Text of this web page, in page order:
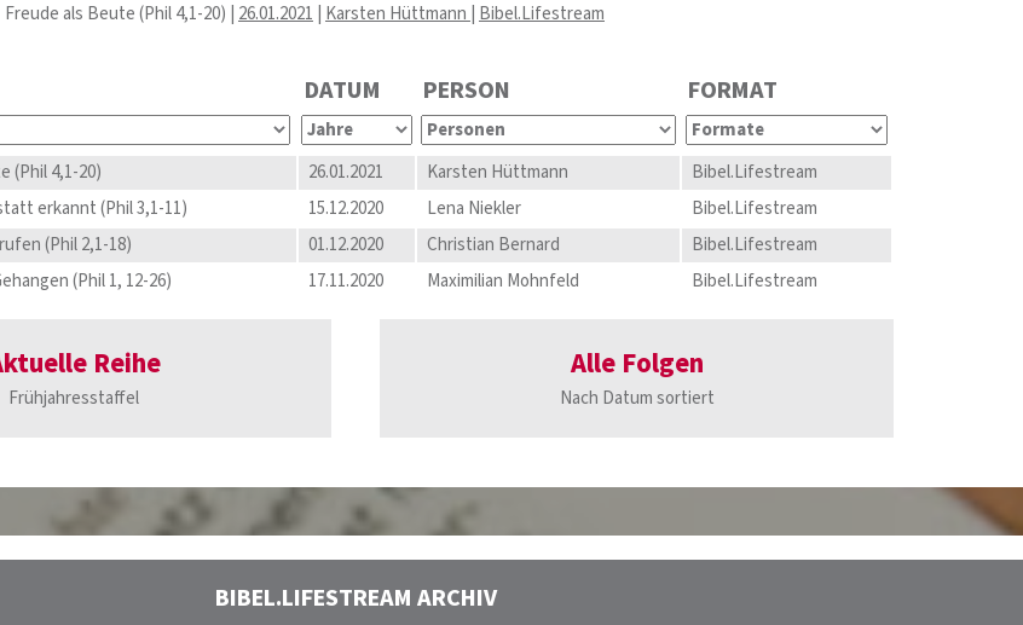
Freude als Beute (Phil 4,1-20) | 26.01.2021| Karsten Hüttmann| Bibel.Lifestream
DATUM PERSON FORMAT
(Phil 4,1-20) 26.01.2021 Karsten Hüttmann
Bibel.Lifestream
erkannt (Phil 3,1-11)
15.12.2020 Lena Niekler
Bibel.Lifestream
(Phil 2,1-18)
01.12.2020 Christian Bernard
Bibel.Lifestream
(Phil 1, 12-26)
17.11.2020 Maximilian Mohnfeld Bibel.Lifestream
Reihe
Frühjahresstaffel
Alle Folgen
Nach Datum sortiert
BIBEL.LIFESTREAM ARCHIV